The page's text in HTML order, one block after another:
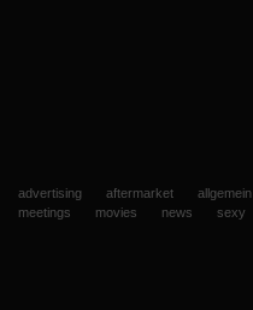
advertising aftermarket allgemein
meetings
movies news sexy